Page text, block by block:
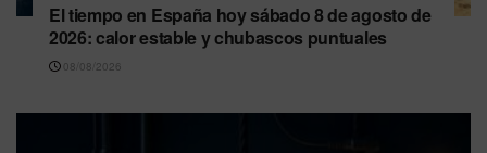
El tiempo en España hoy sábado 8 de agosto de
2026: calor estable y chubascos puntuales
08/08/2026